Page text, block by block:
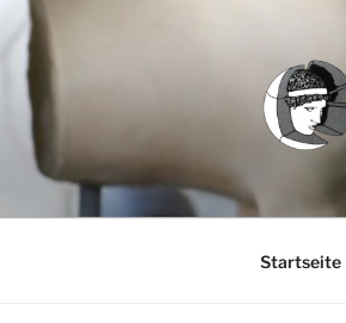
Zum
Inhalt
springen
Startseite